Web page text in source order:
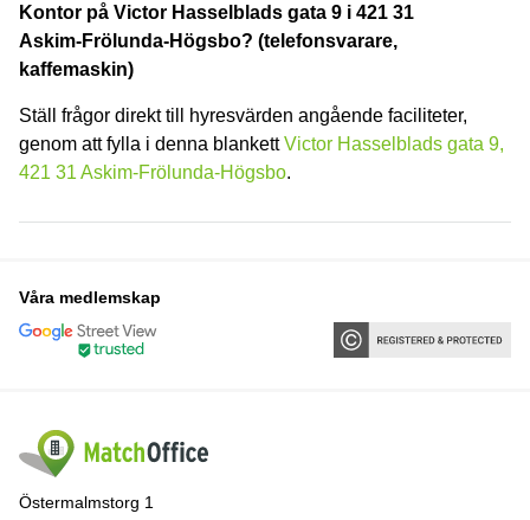
Kontor på Victor Hasselblads gata 9 i 421 31
Askim-Frölunda-Högsbo? (telefonsvarare,
kaffemaskin)
Ställ frågor direkt till hyresvärden angående faciliteter,
genom att fylla i denna blankettVictor Hasselblads gata 9,
421 31 Askim-Frölunda-Högsbo.
Våra medlemskap
Östermalmstorg 1